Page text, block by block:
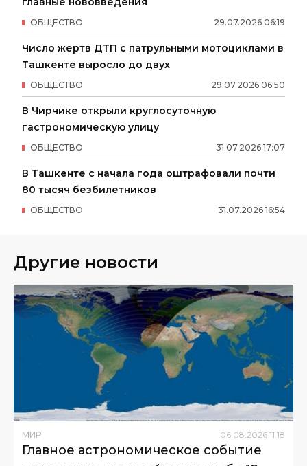
29.07.2026 06:19
ОБЩЕСТВО
Число жертв ДТП с патрульными мотоциклами в
Ташкенте выросло до двух
29.07.2026 06:50
ОБЩЕСТВО
В Чирчике открыли круглосуточную
гастрономическую улицу
31.07.2026 17:07
ОБЩЕСТВО
В Ташкенте с начала года оштрафовали почти
80 тысяч безбилетников
31.07.2026 16:54
ОБЩЕСТВО
Другие новости
МИР 06.08.2026 11:18
Главное астрономическое событие